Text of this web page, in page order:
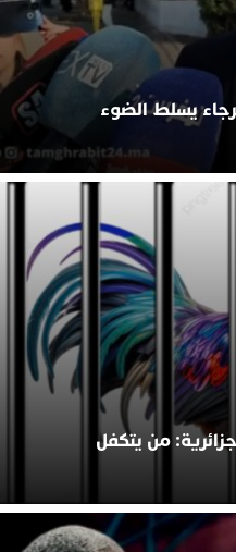
يسلط الضوء
من يتكفل